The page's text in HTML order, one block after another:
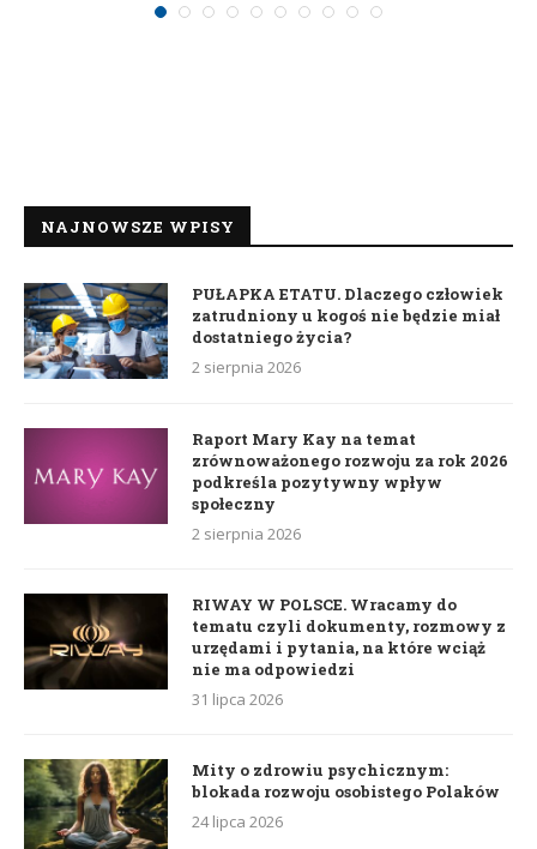
NAJNOWSZE WPISY
PUŁAPKA ETATU. Dlaczego człowiek
zatrudniony u kogoś nie będzie miał
dostatniego życia?
2 sierpnia 2026
Raport Mary Kay na temat
zrównoważonego rozwoju za rok 2026
podkreśla pozytywny wpływ
społeczny
2 sierpnia 2026
RIWAY W POLSCE. Wracamy do
tematu czyli dokumenty, rozmowy z
urzędami i pytania, na które wciąż
nie ma odpowiedzi
31 lipca 2026
Mity o zdrowiu psychicznym:
blokada rozwoju osobistego Polaków
24 lipca 2026